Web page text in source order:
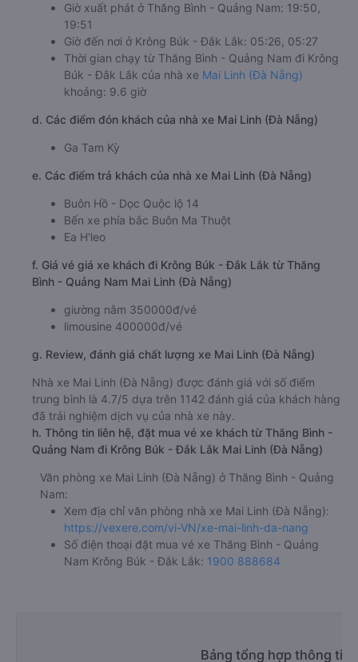
Giờ xuất phát ở Thăng Bình - Quảng Nam: 19:50,
19:51
Giờ đến nơi ở Krông Búk - Đắk Lắk: 05:26, 05:27
Thời gian chạy từ Thăng Bình - Quảng Nam đi Krông
Búk - Đắk Lắk của nhà xe Mai Linh (Đà Nẵng)
khoảng: 9.6 giờ
d. Các điểm đón khách của nhà xe Mai Linh (Đà Nẵng)
Ga Tam Kỳ
e. Các điểm trả khách của nhà xe Mai Linh (Đà Nẵng)
Buôn Hồ - Dọc Quộc lộ 14
Bến xe phía bắc Buôn Ma Thuột
Ea H'leo
f. Giá vé giá xe khách đi Krông Búk - Đắk Lắk từ Thăng
Bình - Quảng Nam Mai Linh (Đà Nẵng)
giường nằm 350000đ/vé
limousine 400000đ/vé
g. Review, đánh giá chất lượng xe Mai Linh (Đà Nẵng)
Nhà xe Mai Linh (Đà Nẵng) được đánh giá với số điểm
trung bình là 4.7/5 dựa trên 1142 đánh giá của khách hàng
đã trải nghiệm dịch vụ của nhà xe này.
h. Thông tin liên hệ, đặt mua vé xe khách từ Thăng Bình -
Quảng Nam đi Krông Búk - Đắk Lắk Mai Linh (Đà Nẵng)
Văn phòng xe Mai Linh (Đà Nẵng) ở Thăng Bình - Quảng
Nam:
Xem địa chỉ văn phòng nhà xe Mai Linh (Đà Nẵng):
https://vexere.com/vi-VN/xe-mai-linh-da-nang
Số điện thoại đặt mua vé xe Thăng Bình - Quảng
Nam Krông Búk - Đắk Lắk: 1900 888684
Bảng tổng hợp thông tin